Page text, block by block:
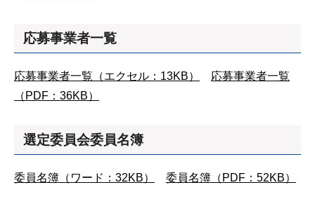
応募事業者一覧
応募事業者一覧（エクセル：13KB）
応募事業者一覧
（PDF：36KB）
選定委員会委員名簿
委員名簿（ワード：32KB） 委員名簿（PDF：52KB）